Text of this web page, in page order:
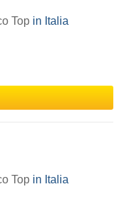
Top in Italia
Top in Italia